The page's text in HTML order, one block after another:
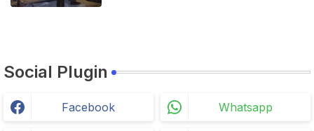
Social Plugin
Facebook Whatsapp